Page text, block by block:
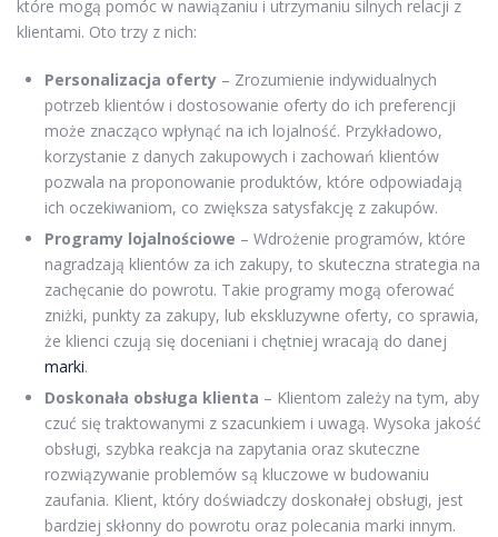
które mogą pomóc w nawiązaniu i utrzymaniu silnych relacji z
klientami. Oto trzy z nich:
Personalizacja oferty – Zrozumienie indywidualnych
potrzeb klientów i dostosowanie oferty do ich preferencji
może znacząco wpłynąć na ich lojalność. Przykładowo,
korzystanie z danych zakupowych i zachowań klientów
pozwala na proponowanie produktów, które odpowiadają
ich oczekiwaniom, co zwiększa satysfakcję z zakupów.
Programy lojalnościowe – Wdrożenie programów, które
nagradzają klientów za ich zakupy, to skuteczna strategia na
zachęcanie do powrotu. Takie programy mogą oferować
zniżki, punkty za zakupy, lub ekskluzywne oferty, co sprawia,
że klienci czują się doceniani i chętniej wracają do danej
marki.
Doskonała obsługa klienta – Klientom zależy na tym, aby
czuć się traktowanymi z szacunkiem i uwagą. Wysoka jakość
obsługi, szybka reakcja na zapytania oraz skuteczne
rozwiązywanie problemów są kluczowe w budowaniu
zaufania. Klient, który doświadczy doskonałej obsługi, jest
bardziej skłonny do powrotu oraz polecania marki innym.